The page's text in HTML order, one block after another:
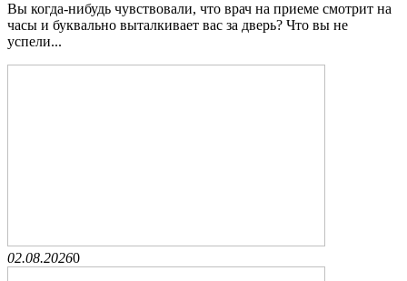
Вы когда-нибудь чувствовали, что врач на приеме смотрит на
часы и буквально выталкивает вас за дверь? Что вы не
успели...
02.08.20260